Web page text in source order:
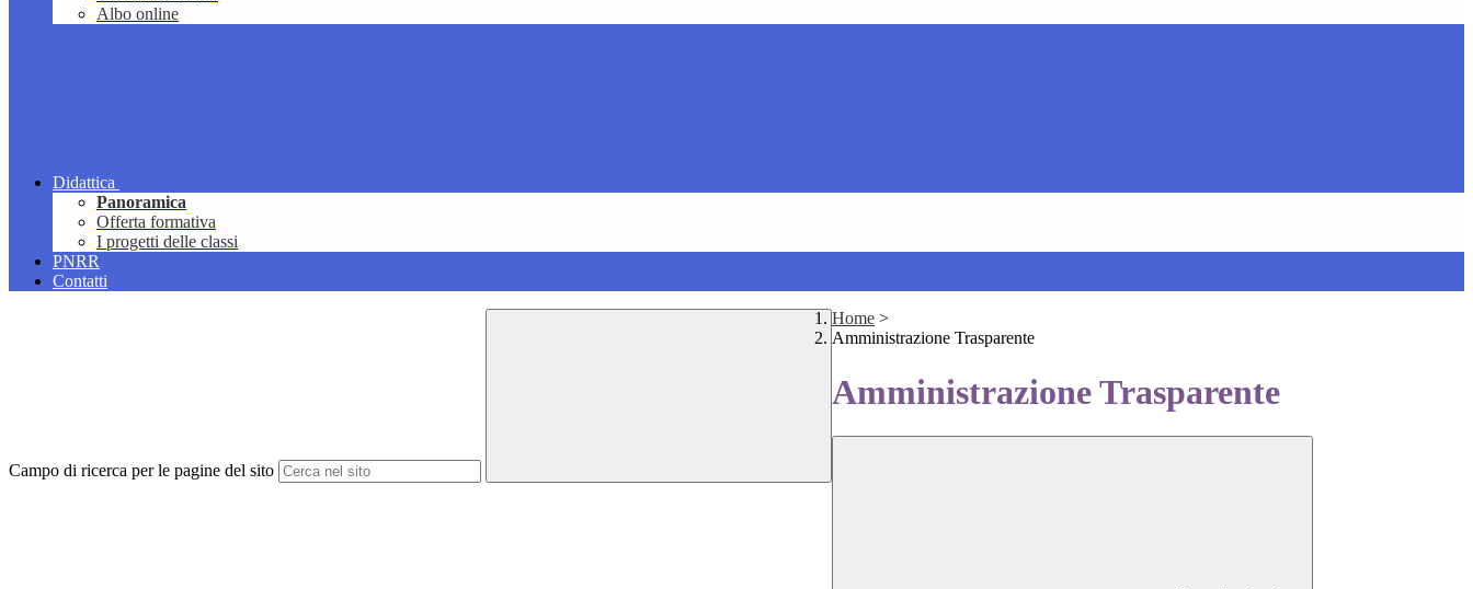
Albo online
Didattica
Panoramica
Offerta formativa
I progetti delle classi
PNRR
Contatti
Campo di ricerca per le pagine del sito
Home >
Amministrazione Trasparente
Amministrazione Trasparente